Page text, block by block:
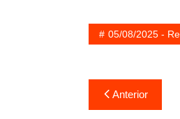
05/08/2025 -
Anterior